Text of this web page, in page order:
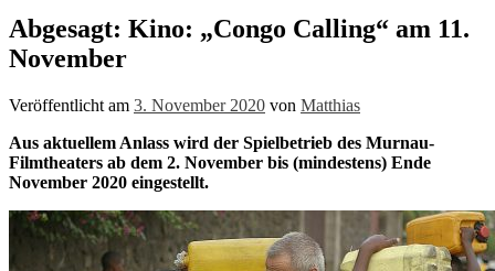
Abgesagt: Kino: „Congo Calling“ am 11.
November
Veröffentlicht am 3. November 2020 von Matthias
Aus aktuellem Anlass wird der Spielbetrieb des Murnau-
Filmtheaters ab dem 2. November bis (mindestens) Ende
November 2020 eingestellt.